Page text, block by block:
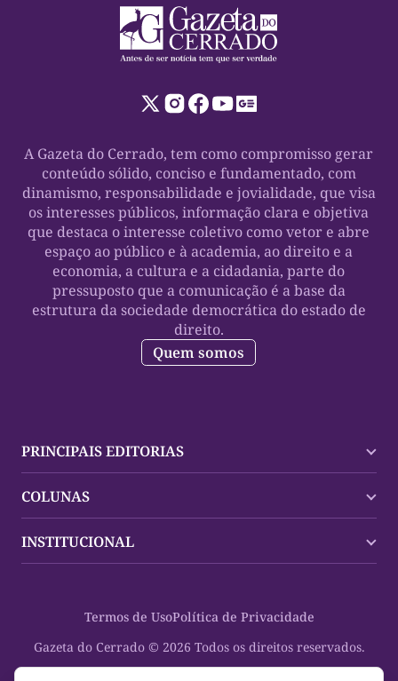
A Gazeta do Cerrado, tem como compromisso gerar
conteúdo sólido, conciso e fundamentado, com
dinamismo, responsabilidade e jovialidade, que visa
os interesses públicos, informação clara e objetiva
que destaca o interesse coletivo como vetor e abre
espaço ao público e à academia, ao direito e a
economia, a cultura e a cidadania, parte do
pressuposto que a comunicação é a base da
estrutura da sociedade democrática do estado de
direito.
Quem somos
PRINCIPAIS EDITORIAS
Palmas
Mundo
Oportunidades
Cultura
Saúde
COLUNAS
Policial
Planeta Vivo
Espaço Cidadania
Turistando Gazeta
INSTITUCIONAL
Gazeta do Cerrado © 2026 Todos os direitos reservados.
Termos de UsoPolítica de Privacidade